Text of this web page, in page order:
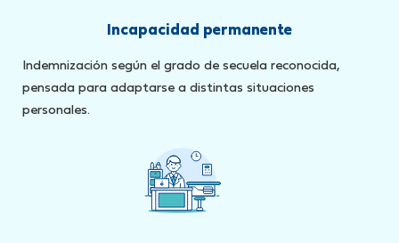
Incapacidad permanente
Indemnización según el grado de secuela reconocida,
pensada para adaptarse a distintas situaciones
personales.